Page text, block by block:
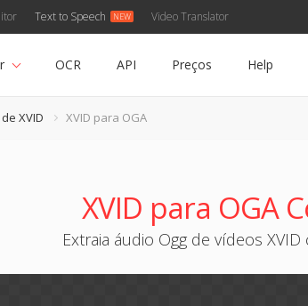
Text to Speech Video Translator
OCR API Preços Help
XVID XVID para OGA
XVID para OGA
Extraia áudio Ogg de vídeos